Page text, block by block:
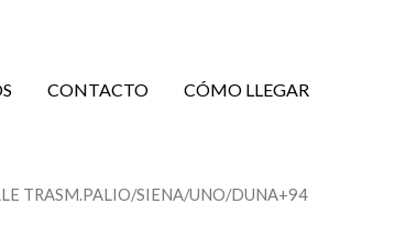
CONTACTO CÓMO LLEGAR
TRASM.PALIO/SIENA/UNO/DUNA+94